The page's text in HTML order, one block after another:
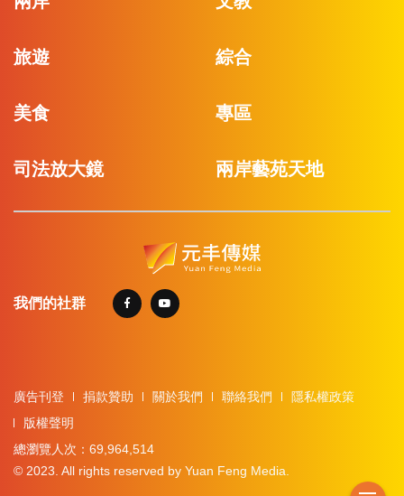
旅遊 綜合
美食 專區
司法放大鏡 兩岸藝苑天地
我們的社群
廣告刊登 捐款贊助 關於我們 聯絡我們
隱私權政策
版權聲明
總瀏覽人次：69,964,514
© 2023. All rights reserved by Yuan Feng Media.